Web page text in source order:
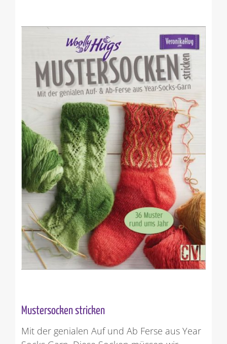
Mustersocken stricken
Mit der genialen Auf und Ab Ferse aus Year